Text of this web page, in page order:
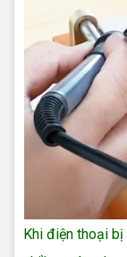
Khi điện thoại